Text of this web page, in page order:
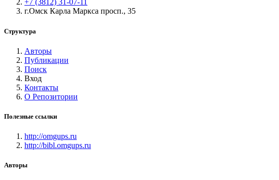
+7 (3812) 31-07-11
г.Омск Карла Маркса просп., 35
Структура
Авторы
Публикации
Поиск
Вход
Контакты
О Репозитории
Полезные ссылки
http://omgups.ru
http://bibl.omgups.ru
Авторы